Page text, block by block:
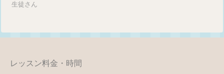
生徒さん
レッスン料金・時間